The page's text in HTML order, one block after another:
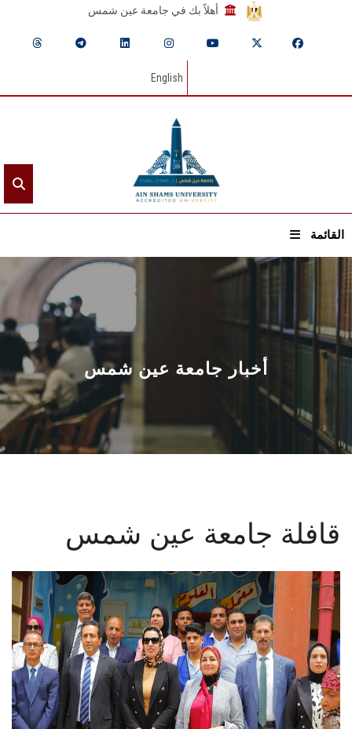
أهلاً بك في جامعة عين شمس
English
القائمة
الرئيسيـة
عن الجامعة
القطاعـات
الشئون الأكاديمية
البحث العلمي
المراكز والوحدات
الأنظمة الذكية
الإعلام
تواصل معنا
الطلاب
أخبار جامعة عين شمس
قافلة جامعة عين شمس